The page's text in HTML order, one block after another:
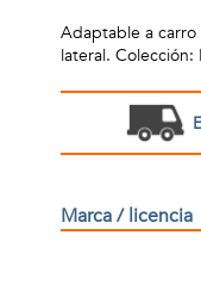
Adaptable a carro
lateral. Colección:
Marca / licencia